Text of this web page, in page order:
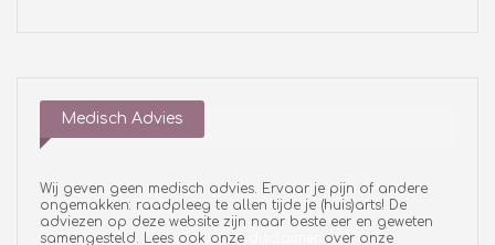
Medisch Advies
Wij geven geen medisch advies. Ervaar je pijn of andere
ongemakken: raadpleeg te allen tijde je (huis)arts! De
adviezen op deze website zijn naar beste eer en geweten
samengesteld. Lees ook onze
over onze